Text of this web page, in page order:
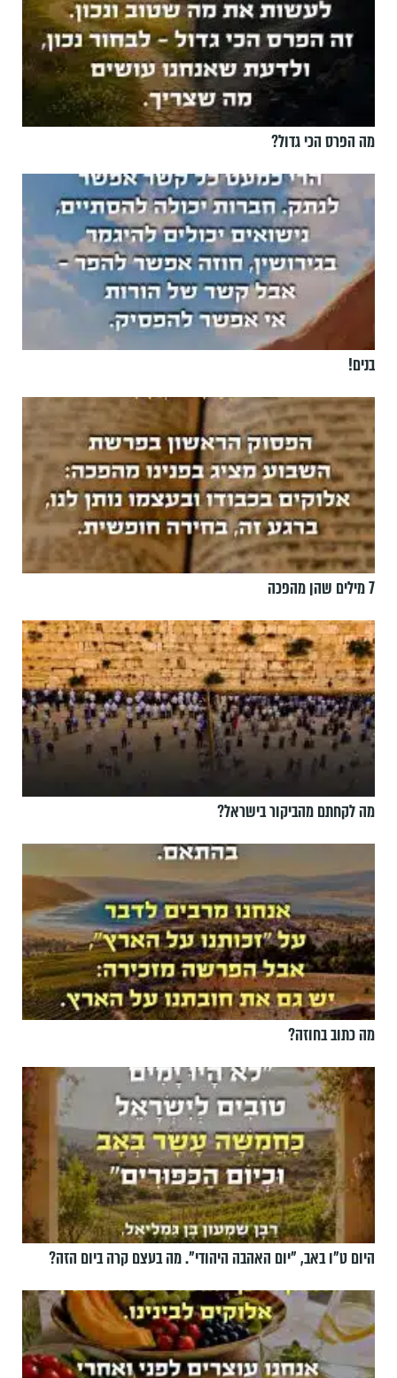
מה הפרס הכי גדול?
בנים!
7 מילים שהן מהפכה
מה לקחתם מהביקור בישראל?
מה כתוב בחוזה?
היום ט"ו באב, ”יום האהבה היהודי". מה בעצם קרה ביום הזה?